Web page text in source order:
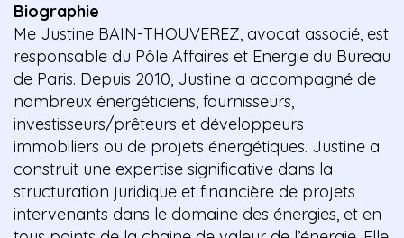
Biographie
Me Justine BAIN-THOUVEREZ, avocat associé, est
responsable du Pôle Affaires et Energie du Bureau
de Paris. Depuis 2010, Justine a accompagné de
nombreux énergéticiens, fournisseurs,
investisseurs/prêteurs et développeurs
immobiliers ou de projets énergétiques. Justine a
construit une expertise significative dans la
structuration juridique et financière de projets
intervenants dans le domaine des énergies, et en